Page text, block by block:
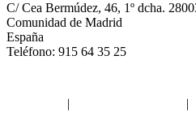
C/ Cea Bermúdez, 46, 1º dcha.
Comunidad de Madrid
España
Teléfono: 915 64 35 25
| |